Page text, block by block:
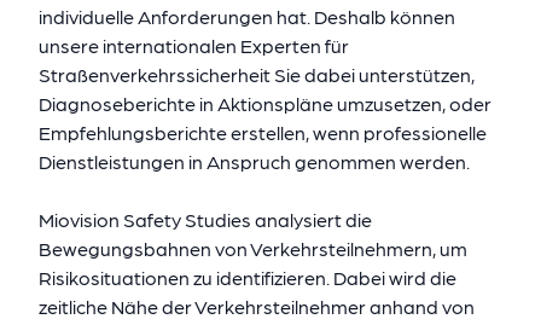
individuelle Anforderungen hat. Deshalb können
unsere internationalen Experten für
Straßenverkehrssicherheit Sie dabei unterstützen,
Diagnoseberichte in Aktionspläne umzusetzen, oder
Empfehlungsberichte erstellen, wenn professionelle
Dienstleistungen in Anspruch genommen werden.
Miovision Safety Studies analysiert die
Bewegungsbahnen von Verkehrsteilnehmern, um
Risikosituationen zu identifizieren. Dabei wird die
zeitliche Nähe der Verkehrsteilnehmer anhand von